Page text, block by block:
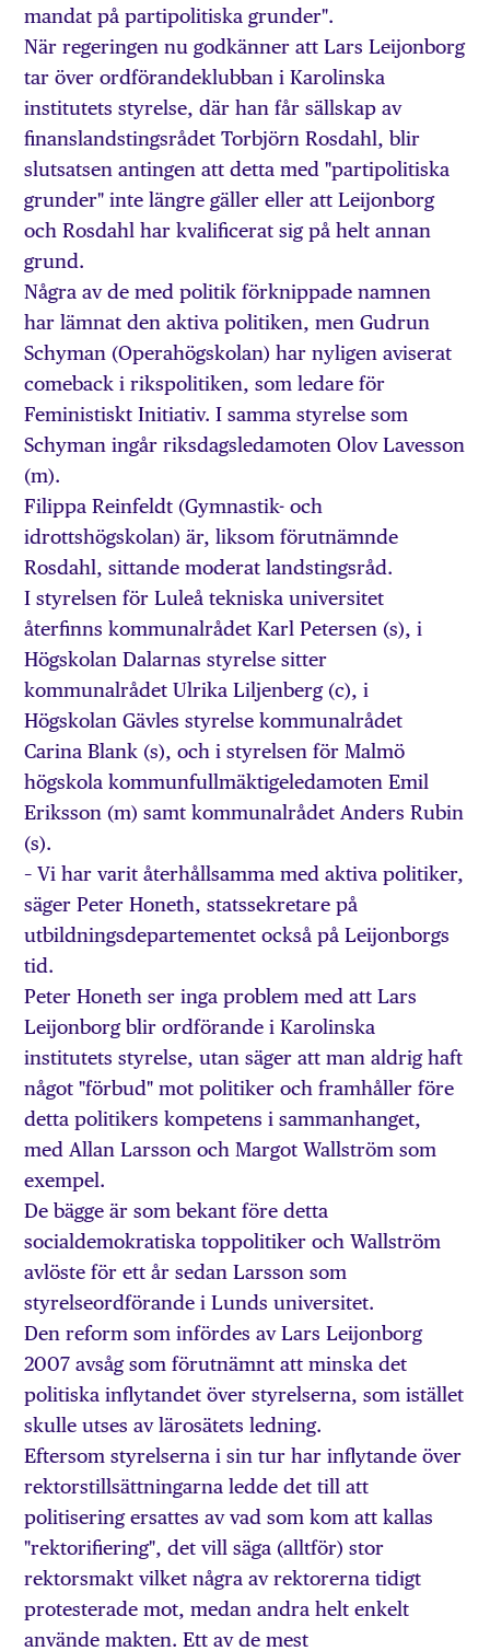
mandat på partipolitiska grunder".
När regeringen nu godkänner att Lars Leijonborg
tar över ordförandeklubban i Karolinska
institutets styrelse, där han får sällskap av
finanslandstingsrådet Torbjörn Rosdahl, blir
slutsatsen antingen att detta med "partipolitiska
grunder" inte längre gäller eller att Leijonborg
och Rosdahl har kvalificerat sig på helt annan
grund.
Några av de med politik förknippade namnen
har lämnat den aktiva politiken, men Gudrun
Schyman (Operahögskolan) har nyligen aviserat
comeback i rikspolitiken, som ledare för
Feministiskt Initiativ. I samma styrelse som
Schyman ingår riksdagsledamoten Olov Lavesson
(m).
Filippa Reinfeldt (Gymnastik- och
idrottshögskolan) är, liksom förutnämnde
Rosdahl, sittande moderat landstingsråd.
I styrelsen för Luleå tekniska universitet
återfinns kommunalrådet Karl Petersen (s), i
Högskolan Dalarnas styrelse sitter
kommunalrådet Ulrika Liljenberg (c), i
Högskolan Gävles styrelse kommunalrådet
Carina Blank (s), och i styrelsen för Malmö
högskola kommunfullmäktigeledamoten Emil
Eriksson (m) samt kommunalrådet Anders Rubin
(s).
– Vi har varit återhållsamma med aktiva politiker,
säger Peter Honeth, statssekretare på
utbildningsdepartementet också på Leijonborgs
tid.
Peter Honeth ser inga problem med att Lars
Leijonborg blir ordförande i Karolinska
institutets styrelse, utan säger att man aldrig haft
något "förbud" mot politiker och framhåller före
detta politikers kompetens i sammanhanget,
med Allan Larsson och Margot Wallström som
exempel.
De bägge är som bekant före detta
socialdemokratiska toppolitiker och Wallström
avlöste för ett år sedan Larsson som
styrelseordförande i Lunds universitet.
Den reform som infördes av Lars Leijonborg
2007 avsåg som förutnämnt att minska det
politiska inflytandet över styrelserna, som istället
skulle utses av lärosätets ledning.
Eftersom styrelserna i sin tur har inflytande över
rektorstillsättningarna ledde det till att
politisering ersattes av vad som kom att kallas
"rektorifiering", det vill säga (alltför) stor
rektorsmakt vilket några av rektorerna tidigt
protesterade mot, medan andra helt enkelt
använde makten. Ett av de mest